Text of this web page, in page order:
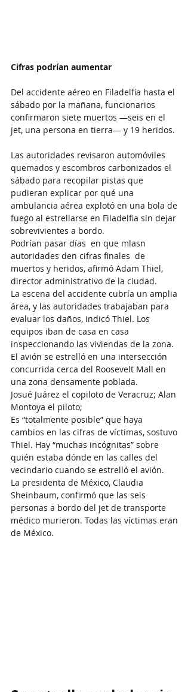
Cifras podrían aumentar
Del accidente aéreo en Filadelfia hasta el
sábado por la mañana, funcionarios
confirmaron siete muertos —seis en el
jet, una persona en tierra— y 19 heridos.
Las autoridades revisaron automóviles
quemados y escombros carbonizados el
sábado para recopilar pistas que
pudieran explicar por qué una
ambulancia aérea explotó en una bola de
fuego al estrellarse en Filadelfia sin dejar
sobrevivientes a bordo.
Podrían pasar días  en que mlasn
autoridades den cifras finales  de
muertos y heridos, afirmó Adam Thiel,
director administrativo de la ciudad.
La escena del accidente cubría un amplia
área, y las autoridades trabajaban para
evaluar los daños, indicó Thiel. Los
equipos iban de casa en casa
inspeccionando las viviendas de la zona.
El avión se estrelló en una intersección
concurrida cerca del Roosevelt Mall en
una zona densamente poblada.
Josué Juárez el copiloto de Veracruz; Alan
Montoya el piloto;
Es “totalmente posible” que haya
cambios en las cifras de víctimas, sostuvo
Thiel. Hay “muchas incógnitas” sobre
quién estaba dónde en las calles del
vecindario cuando se estrelló el avión.
La presidenta de México, Claudia
Sheinbaum, confirmó que las seis
personas a bordo del jet de transporte
médico murieron. Todas las víctimas eran
de México.